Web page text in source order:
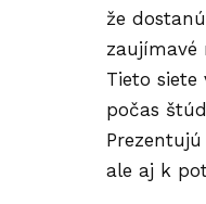
že
zaujímavé
Tieto
počas
ale aj k